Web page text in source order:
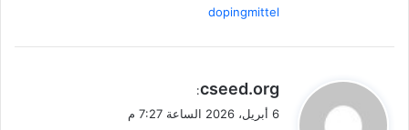
dopingmittel
يcseed.org
:
6 أبريل، 2026 الساعة 7:27 م